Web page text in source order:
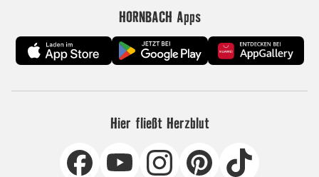
HORNBACH Apps
Hier fließt Herzblut